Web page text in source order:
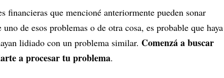
financieras que mencioné anteriormente pueden sonar
de esos problemas o de otra cosa, es probable que haya
lidiado con un problema similar. Comenzá a buscar
a procesar tu problema.